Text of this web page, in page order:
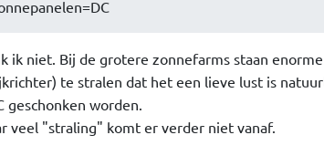
ik niet. Bij de grotere zonnefarms staan
te stralen dat het een lieve lust is
geschonken worden.
veel "straling" komt er verder niet vanaf.